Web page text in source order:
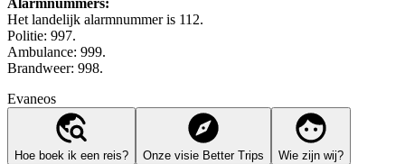
Alarmnummers:
Het landelijk alarmnummer is 112.
Politie: 997.
Ambulance: 999.
Brandweer: 998.
Evaneos
Hoe boek ik een reis? Onze visie Better Trips Wie zijn wij?